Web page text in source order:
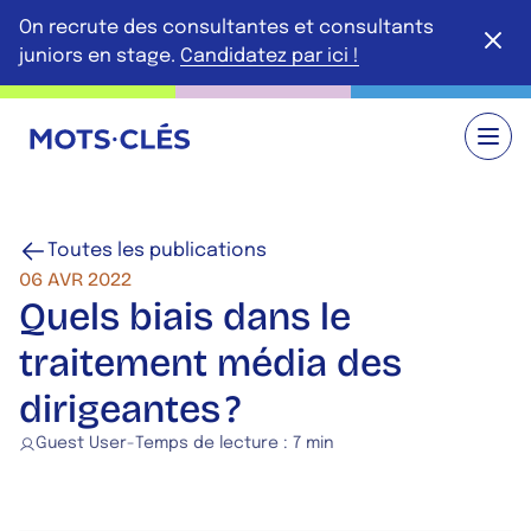
Aller au contenu principal
On recrute des consultantes et consultants
juniors en stage. Candidatez par ici !
Retour à l'accueil
Toutes les publications
06 AVR 2022
Quels biais dans le
traitement média des
dirigeantes ?
Guest User- Temps de lecture : 7 min